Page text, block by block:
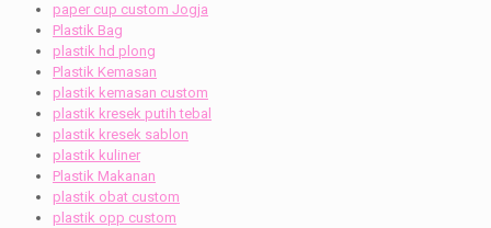
paper cup custom Jogja
Plastik Bag
plastik hd plong
Plastik Kemasan
plastik kemasan custom
plastik kresek putih tebal
plastik kresek sablon
plastik kuliner
Plastik Makanan
plastik obat custom
plastik opp custom